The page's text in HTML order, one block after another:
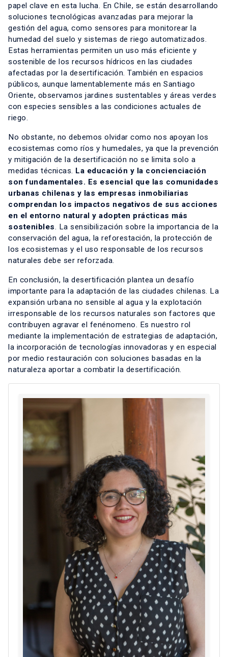
papel clave en esta lucha. En Chile, se están desarrollando
soluciones tecnológicas avanzadas para mejorar la
gestión del agua, como sensores para monitorear la
humedad del suelo y sistemas de riego automatizados.
Estas herramientas permiten un uso más eficiente y
sostenible de los recursos hídricos en las ciudades
afectadas por la desertificación. También en espacios
públicos, aunque lamentablemente más en Santiago
Oriente, observamos jardines sustentables y áreas verdes
con especies sensibles a las condiciones actuales de
riego.
No obstante, no debemos olvidar como nos apoyan los
ecosistemas como ríos y humedales, ya que la prevención
y mitigación de la desertificación no se limita solo a
medidas técnicas. La educación y la concienciación
son fundamentales. Es esencial que las comunidades
urbanas chilenas y las empresas inmobiliarias
comprendan los impactos negativos de sus acciones
en el entorno natural y adopten prácticas más
sostenibles. La sensibilización sobre la importancia de la
conservación del agua, la reforestación, la protección de
los ecosistemas y el uso responsable de los recursos
naturales debe ser reforzada.
En conclusión, la desertificación plantea un desafío
importante para la adaptación de las ciudades chilenas. La
expansión urbana no sensible al agua y la explotación
irresponsable de los recursos naturales son factores que
contribuyen agravar el fenénomeno. Es nuestro rol
mediante la implementación de estrategias de adaptación,
la incorporación de tecnologías innovadoras y en especial
por medio restauración con soluciones basadas en la
naturaleza aportar a combatir la desertificación.